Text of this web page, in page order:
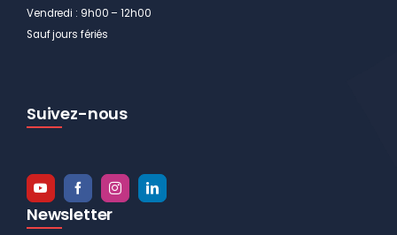
Vendredi : 9h00 – 12h00
Sauf jours fériés
Suivez-nous
Newsletter